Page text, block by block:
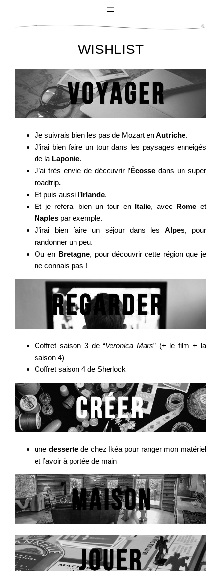
WISHLIST
Je suivrais bien les pas de Mozart enAutriche.
J’irai bien faire un tour dans les paysages enneigés
de la Laponie.
J’ai très envie de découvrir l’Écosse dans un super
roadtrip.
Et puis aussi l’ Irlande.
Et je referai bien un tour en
Italie, avec Rome et
Naples par exemple.
J’irai bien faire un séjour dans lesAlpes, pour
randonner un peu.
Ou en Bretagne, pour découvrir cette région que je
ne connais pas !
Coffret saison 3 de “Veronica Mars” (+ le film + la
saison 4)
Coffret saison 4 de Sherlock
une dessertede chez Ikéa pour ranger mon matériel
et l’avoir à portée de main